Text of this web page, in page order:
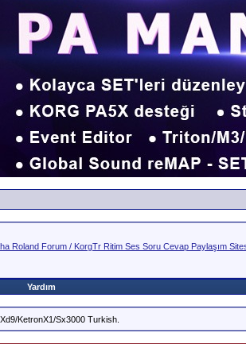
Roland Forum / KorgTr Ritim Ses Soru Cevap Paylaşım
Yardım
KetronX1/Sx3000 Turkish.